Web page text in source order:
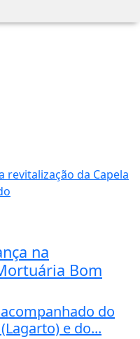
na
Bom
do
e do...